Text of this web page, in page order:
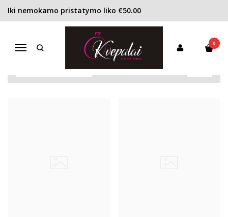
Iki nemokamo pristatymo liko €50.00
Navigacija
0
KLASIKINIAI
Klasikiniai